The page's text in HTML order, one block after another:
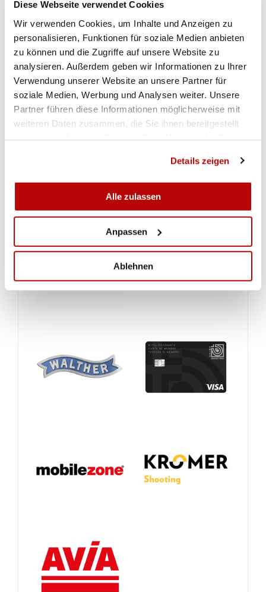
Diese Webseite verwendet Cookies
Wir verwenden Cookies, um Inhalte und Anzeigen zu
personalisieren, Funktionen für soziale Medien anbieten
zu können und die Zugriffe auf unsere Website zu
analysieren. Außerdem geben wir Informationen zu Ihrer
Verwendung unserer Website an unsere Partner für
soziale Medien, Werbung und Analysen weiter. Unsere
Partner führen diese Informationen möglicherweise mit
weiteren Daten zusammen, die Sie ihnen bereitgestellt
Details zeigen
Alle zulassen
Anpassen
Ablehnen